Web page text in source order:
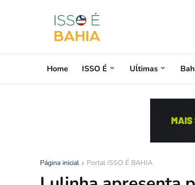
Home ISSO É Uĺtimas
Página inicial Portal ISSO É BAHIA